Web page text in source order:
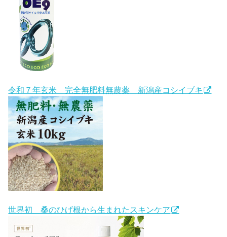
令和７年玄米 完全無肥料無農薬 新潟産コシイブキ
世界初 桑のひげ根から生まれたスキンケア